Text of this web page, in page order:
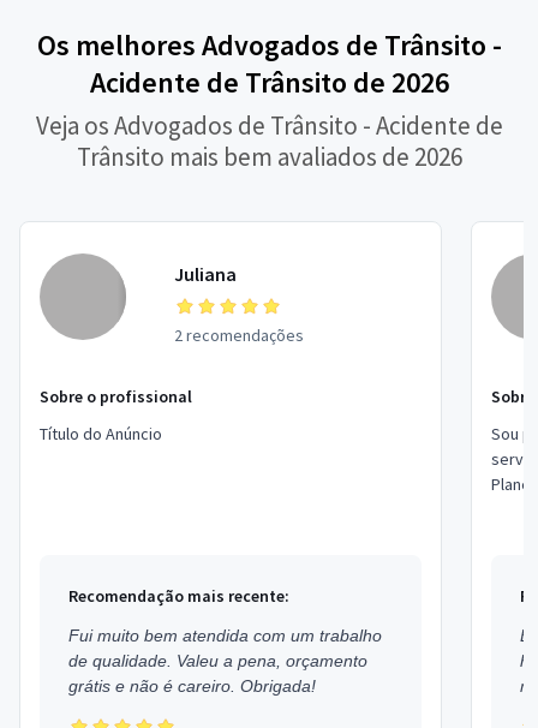
Os melhores Advogados de Trânsito -
Acidente de Trânsito de 2026
Veja os Advogados de Trânsito - Acidente de
Trânsito mais bem avaliados de 2026
Juliana
2 recomendações
Sobre o profissional
Título do Anúncio
Recomendação mais recente:
Fui muito bem atendida com um trabalho
de qualidade. Valeu a pena, orçamento
grátis e não é careiro. Obrigada!
Sou